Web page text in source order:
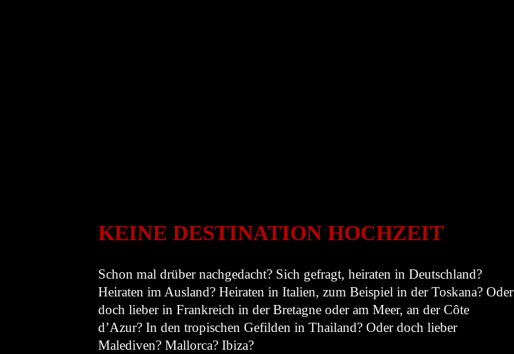
KEINE DESTINATION HOCHZEIT
Schon mal drüber nachgedacht? Sich gefragt, heiraten in Deutschland?
Heiraten im Ausland? Heiraten in Italien, zum Beispiel in der Toskana? Oder
doch lieber in Frankreich in der Bretagne oder am Meer, an der Côte
d’Azur? In den tropischen Gefilden in Thailand? Oder doch lieber
Malediven? Mallorca? Ibiza?